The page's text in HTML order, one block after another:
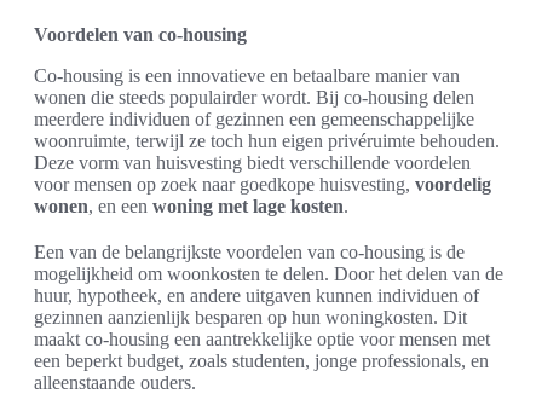
Voordelen van co-housing
Co-housing is een innovatieve en betaalbare manier van
wonen die steeds populairder wordt. Bij co-housing delen
meerdere individuen of gezinnen een gemeenschappelijke
woonruimte, terwijl ze toch hun eigen privéruimte behouden.
Deze vorm van huisvesting biedt verschillende voordelen
voor mensen op zoek naar goedkope huisvesting, voordelig
wonen, en een woning met lage kosten.
Een van de belangrijkste voordelen van co-housing is de
mogelijkheid om woonkosten te delen. Door het delen van de
huur, hypotheek, en andere uitgaven kunnen individuen of
gezinnen aanzienlijk besparen op hun woningkosten. Dit
maakt co-housing een aantrekkelijke optie voor mensen met
een beperkt budget, zoals studenten, jonge professionals, en
alleenstaande ouders.